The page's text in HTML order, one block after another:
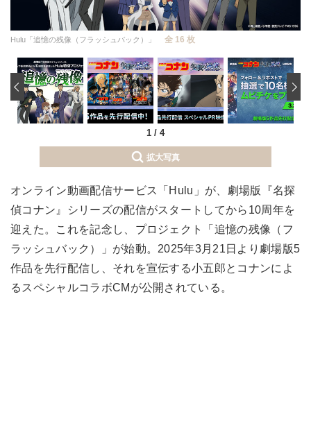
Hulu「追憶の残像（フラッシュバック）」 全 16 枚
1 / 4
‹
拡大写真
オンライン動画配信サービス「Hulu」が、劇場版『名探
偵コナン』シリーズの配信がスタートしてから10周年を
迎えた。これを記念し、プロジェクト「追憶の残像（フ
ラッシュバック）」が始動。2025年3月21日より劇場版5
作品を先行配信し、それを宣伝する小五郎とコナンによ
るスペシャルコラボCMが公開されている。